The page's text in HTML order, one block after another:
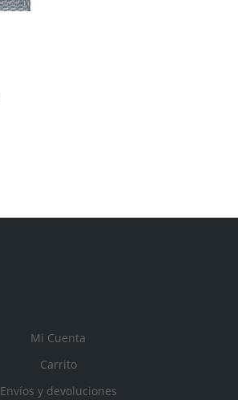
Mi Cuenta
Carrito
Envíos y devoluciones